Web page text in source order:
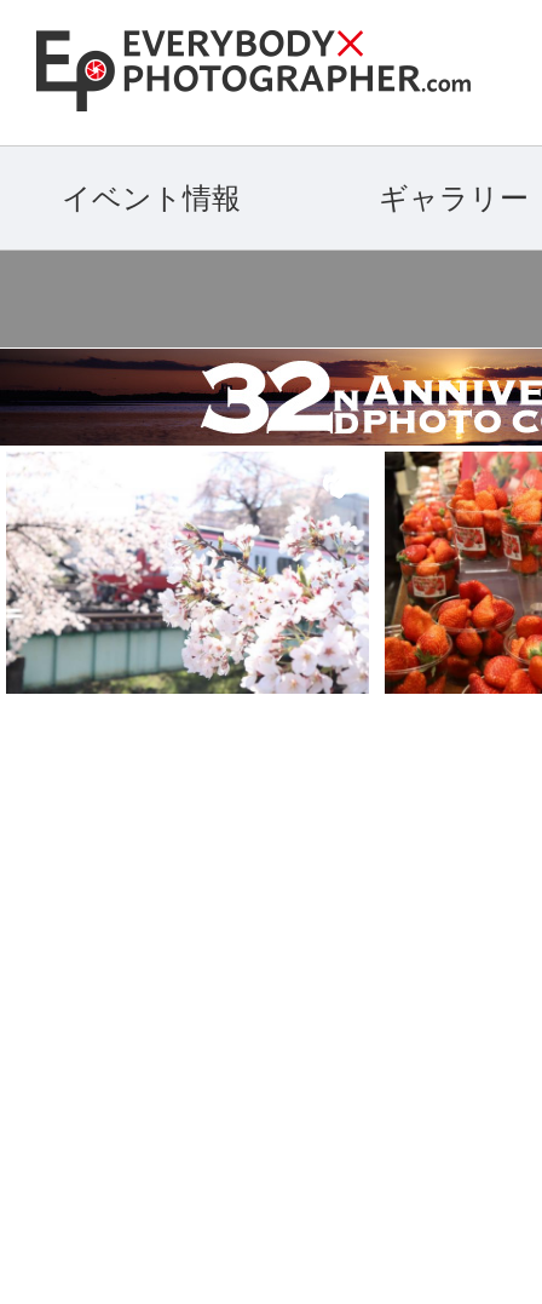
イベント情報 ギャラリー